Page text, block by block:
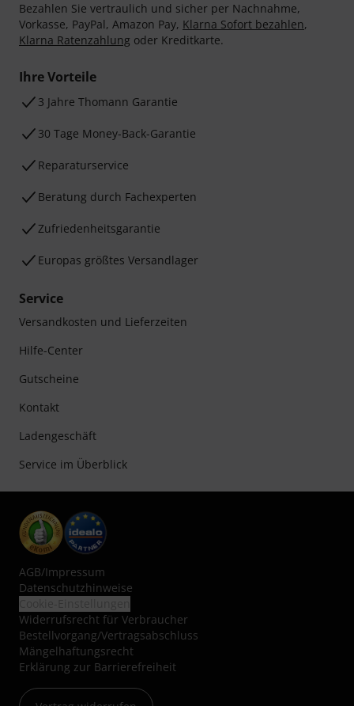
Bezahlen Sie vertraulich und sicher per Nachnahme,
Vorkasse, PayPal, Amazon Pay, Klarna Sofort bezahlen,
Klarna Ratenzahlung oder Kreditkarte.
Ihre Vorteile
3 Jahre Thomann Garantie
30 Tage Money-Back-Garantie
Reparaturservice
Beratung durch Fachexperten
Zufriedenheitsgarantie
Europas größtes Versandlager
Service
Versandkosten und Lieferzeiten
Hilfe-Center
Gutscheine
Kontakt
Ladengeschäft
Service im Überblick
AGB/Impressum
Datenschutzhinweise
Widerrufsrecht für Verbraucher
Bestellvorgang/Vertragsabschluss
Mängelhaftungsrecht
Erklärung zur Barrierefreiheit